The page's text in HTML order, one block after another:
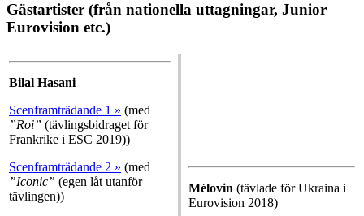
Gästartister (från nationella uttagningar, Junior
Eurovision etc.)
Bilal Hasani
Scenframträdande 1 » (med
”Roi” (tävlingsbidraget för
Frankrike i ESC 2019))
Scenframträdande 2 » (med
”Iconic” (egen låt utanför
tävlingen))
Mélovin (tävlade för Ukraina i
Eurovision 2018)